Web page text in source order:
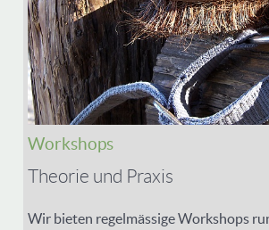
Workshops
Theorie und Praxis
Wir bieten regelmässige Workshops